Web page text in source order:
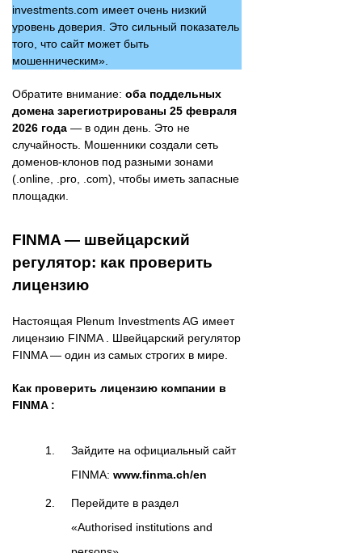
investments.com имеет очень низкий
уровень доверия. Это сильный показатель
того, что сайт может быть
мошенническим».
Обратите внимание: оба поддельных
домена зарегистрированы 25 февраля
2026 года — в один день. Это не
случайность. Мошенники создали сеть
доменов-клонов под разными зонами
(.online, .pro, .com), чтобы иметь запасные
площадки.
FINMA — швейцарский
регулятор: как проверить
лицензию
Настоящая Plenum Investments AG имеет
лицензию FINMA . Швейцарский регулятор
FINMA — один из самых строгих в мире.
Как проверить лицензию компании в
FINMA :
Зайдите на официальный сайт
FINMA: www.finma.ch/en
Перейдите в раздел
«Authorised institutions and